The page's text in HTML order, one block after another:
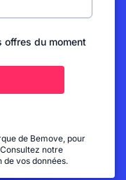
offres du moment
de Bemove, pour
notre
de vos données.